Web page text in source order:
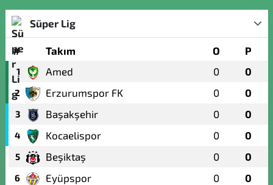
Süper Lig
# Takım O P
1 Amed 0 0
2 Erzurumspor FK 0 0
3 Başakşehir 0 0
4 Kocaelispor 0 0
5 Beşiktaş 0 0
6 Eyüpspor 0 0